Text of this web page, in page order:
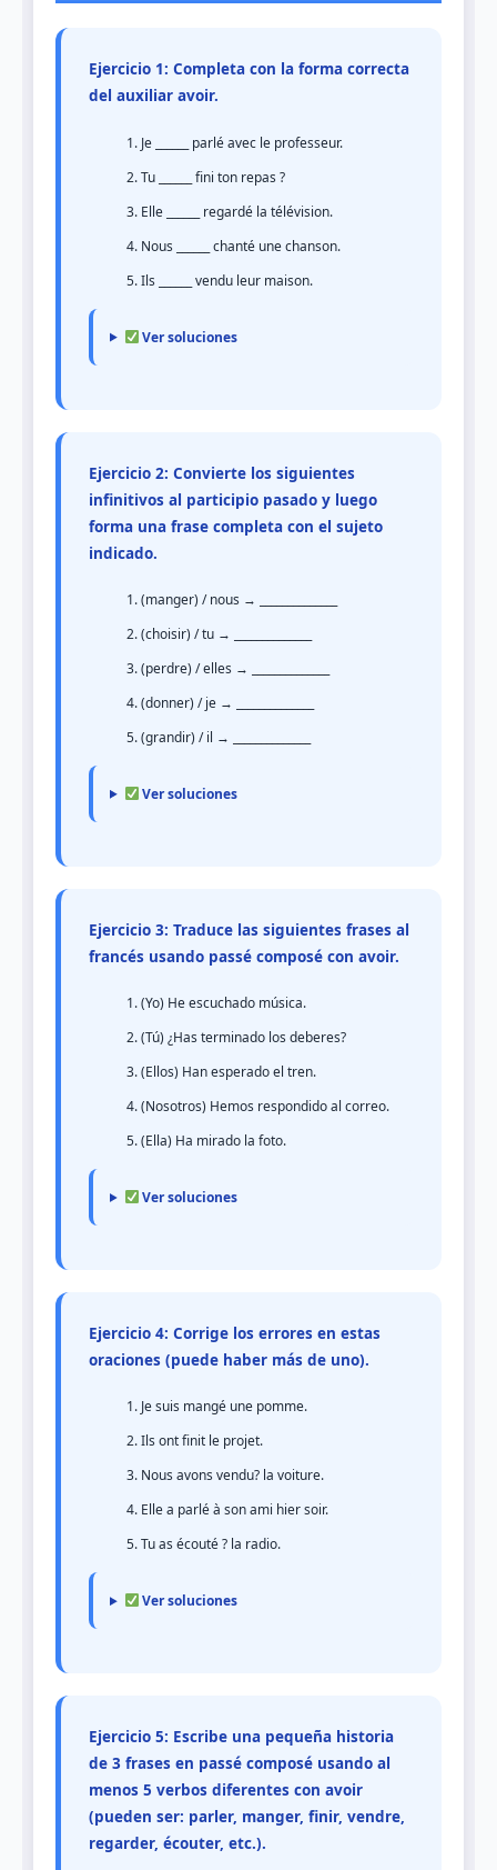
Ejercicio 1: Completa con la forma correcta
del auxiliar avoir.
Je ______ parlé avec le professeur.
Tu ______ fini ton repas ?
Elle ______ regardé la télévision.
Nous ______ chanté une chanson.
Ils ______ vendu leur maison.
Ver soluciones
Ejercicio 2: Convierte los siguientes
infinitivos al participio pasado y luego
forma una frase completa con el sujeto
indicado.
(manger) / nous → ______________
(choisir) / tu → ______________
(perdre) / elles → ______________
(donner) / je → ______________
(grandir) / il → ______________
Ver soluciones
Ejercicio 3: Traduce las siguientes frases al
francés usando passé composé con avoir.
(Yo) He escuchado música.
(Tú) ¿Has terminado los deberes?
(Ellos) Han esperado el tren.
(Nosotros) Hemos respondido al correo.
(Ella) Ha mirado la foto.
Ver soluciones
Ejercicio 4: Corrige los errores en estas
oraciones (puede haber más de uno).
Je suis mangé une pomme.
Ils ont finit le projet.
Nous avons vendu? la voiture.
Elle a parlé à son ami hier soir.
Tu as écouté ? la radio.
Ver soluciones
Ejercicio 5: Escribe una pequeña historia
de 3 frases en passé composé usando al
menos 5 verbos diferentes con avoir
(pueden ser: parler, manger, finir, vendre,
regarder, écouter, etc.).